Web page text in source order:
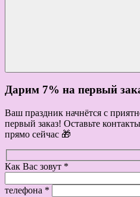
Дарим 7% на первый
Ваш праздник начнётся с
первый заказ! Оставьте
прямо сейчас 🎁
Как Вас зовут *
телефона *